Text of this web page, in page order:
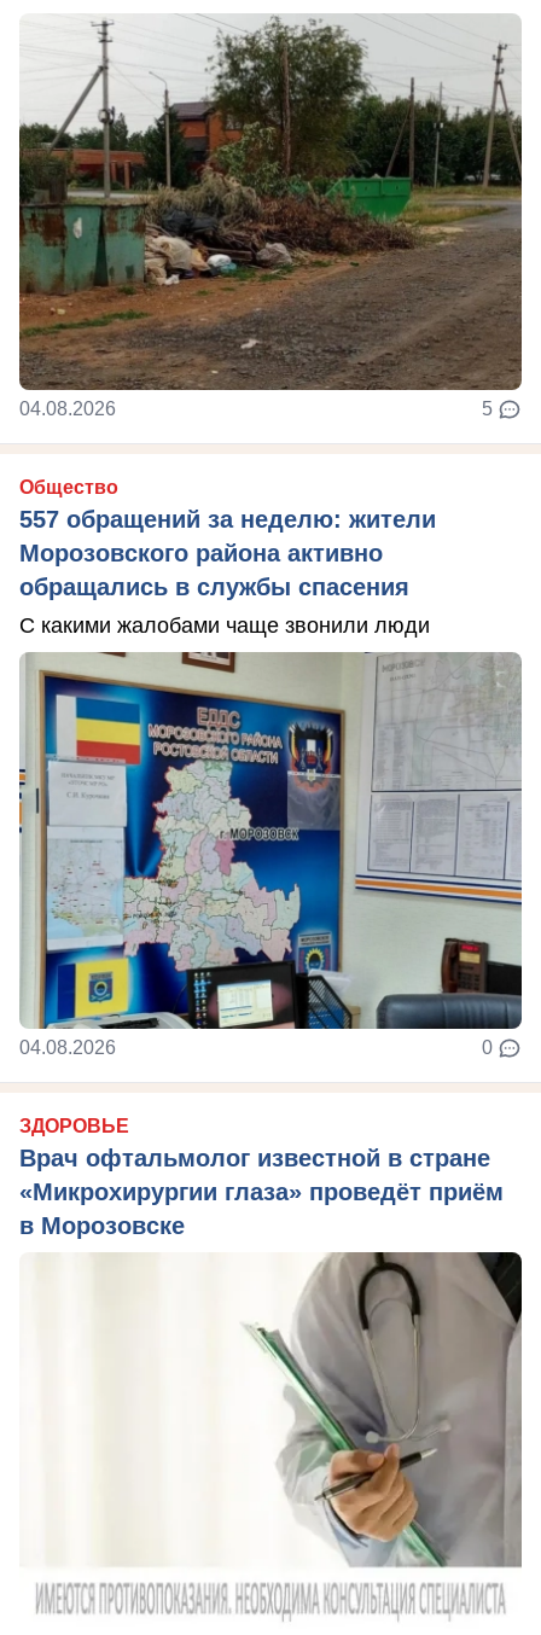
04.08.2026 5
Общество
557 обращений за неделю: жители
Морозовского района активно
обращались в службы спасения
С какими жалобами чаще звонили люди
04.08.2026 0
ЗДОРОВЬЕ
Врач офтальмолог известной в стране
«Микрохирургии глаза» проведёт приём
в Морозовске